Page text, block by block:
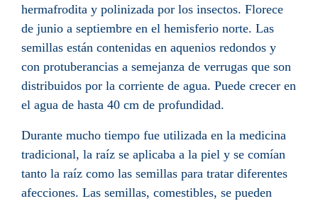
hermafrodita y polinizada por los insectos. Florece
de junio a septiembre en el hemisferio norte. Las
semillas están contenidas en aquenios redondos y
con protuberancias a semejanza de verrugas que son
distribuidos por la corriente de agua. Puede crecer en
el agua de hasta 40 cm de profundidad.
Durante mucho tiempo fue utilizada en la medicina
tradicional, la raíz se aplicaba a la piel y se comían
tanto la raíz como las semillas para tratar diferentes
afecciones. Las semillas, comestibles, se pueden